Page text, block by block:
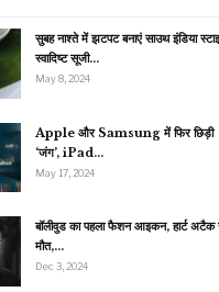
सुबह नाश्ते में झटपट बनाएं साउथ इंडिया
स्वादिष्ट सूजी…
May 8, 2024
Apple और Samsung में फिर छिड़ी
‘जंग’, iPad…
May 17, 2024
बॉलीवुड का पहला फैशन आइकन, हार्ट अटैक
मौत,…
Dec 3, 2024